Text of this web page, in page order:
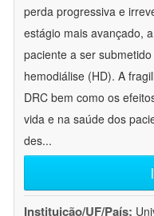
perda progressiva e
estágio mais avançado,
paciente a ser
hemodiálise (HD). A
DRC bem como os
vida e na saúde dos
des...
Instituição/UF/País: